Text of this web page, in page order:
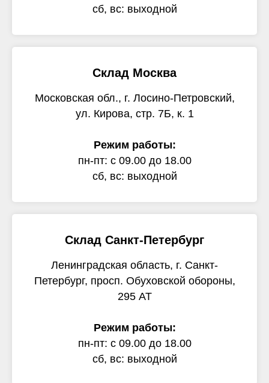
сб, вс: выходной
Склад Москва
Московская обл., г. Лосино-Петровский,
ул. Кирова, стр. 7Б, к. 1
Режим работы:
пн-пт: с 09.00 до 18.00
сб, вс: выходной
Склад Санкт-Петербург
Ленинградская область, г. Санкт-
Петербург, просп. Обуховской обороны,
295 АТ
Режим работы:
пн-пт: с 09.00 до 18.00
сб, вс: выходной